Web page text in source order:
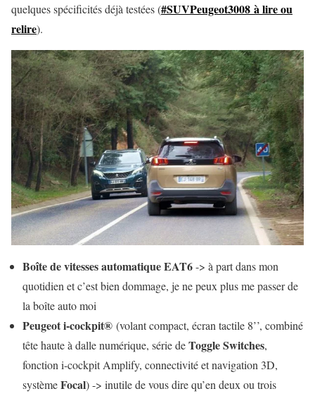
quelques spécificités déjà testées (#SUVPeugeot3008 à lire ou
relire).
Boîte de vitesses automatique EAT6-> à part dans mon
quotidien et c’est bien dommage, je ne peux plus me passer de
la boîte auto moi
Peugeot i-cockpit® (volant compact, écran tactile 8’’, combiné
tête haute à dalle numérique, série deToggle Switches,
fonction i-cockpit Amplify, connectivité et navigation 3D,
systèmeFocal) -> inutile de vous dire qu’en deux ou trois